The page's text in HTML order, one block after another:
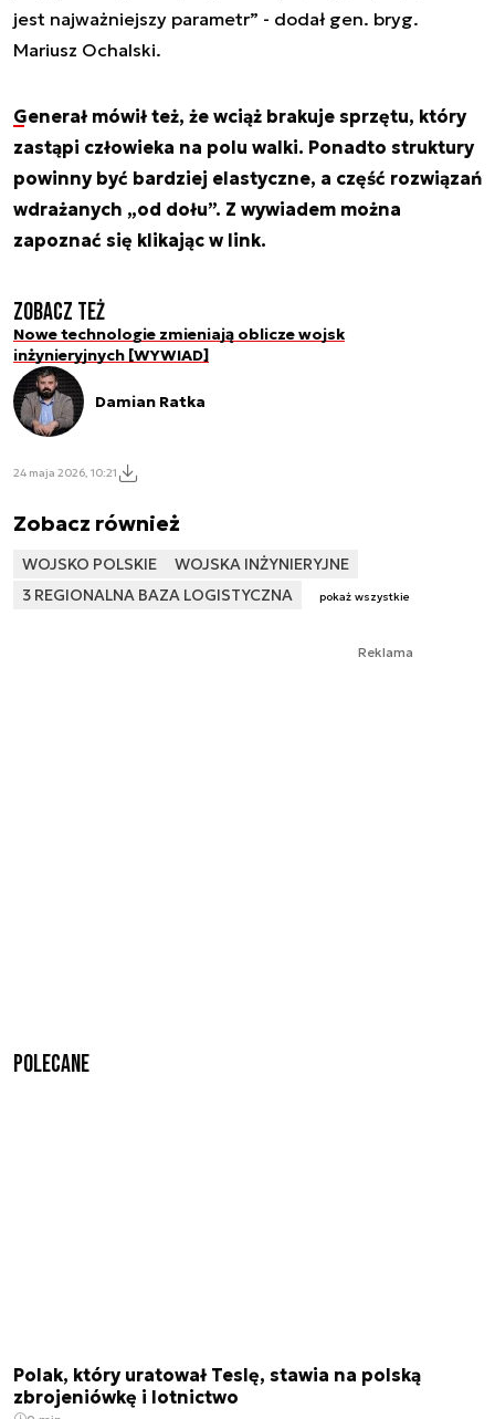
jest najważniejszy parametr” - dodał gen. bryg.
Mariusz Ochalski.
Generał mówił też, że wciąż brakuje sprzętu, który
zastąpi człowieka na polu walki. Ponadto struktury
powinny być bardziej elastyczne, a część rozwiązań
wdrażanych „od dołu”. Z wywiadem można
zapoznać się klikając w link.
Zobacz też
Nowe technologie zmieniają oblicze wojsk
inżynieryjnych [WYWIAD]
Damian Ratka
24 maja 2026, 10:21
Zobacz również
WOJSKO POLSKIE
WOJSKA INŻYNIERYJNE
3 REGIONALNA BAZA LOGISTYCZNA
pokaż wszystkie
Reklama
Polecane
Polak, który uratował Teslę, stawia na polską
zbrojeniówkę i lotnictwo